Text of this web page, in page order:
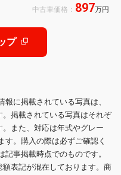
スソフトウェア書換済み
中古車価格： 897万円
プ
に掲載されている写真は、
掲載されている写真はそれぞ
また、対応は年式やグレー
す。購入の際は必ずご確認く
事掲載時点でのものです。
表記が混在しております。商